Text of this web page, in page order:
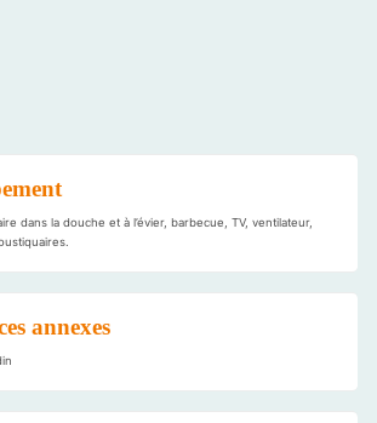
dans la douche et à l’évier, barbecue, TV, ventilateur,
annexes